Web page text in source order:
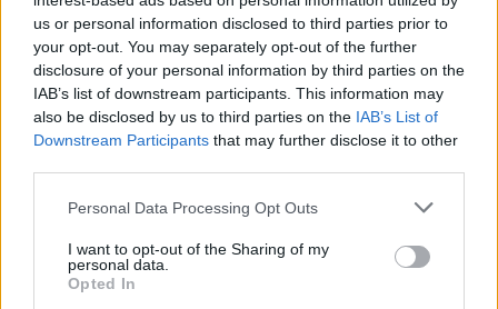
us or personal information disclosed to third parties prior to
your opt-out. You may separately opt-out of the further
disclosure of your personal information by third parties on the
IAB’s list of downstream participants. This information may
also be disclosed by us to third parties on the IAB’s List of
Downstream Participants that may further disclose it to other
Please note that this website/app uses one or more Google
not limited to your visit or usage behaviour. You may click to
grant or deny consent to Google and its third-party tags to
use your data for below specified purposes in below Google
Personal Data Processing Opt Outs
I want to opt-out of the Sharing of my
personal data.
Opted In
A RÓMAIAKTÓL AZ AGYAGKATONÁKIG –
GYŐRI RÓMER MÚZEUMBAN
Ingyenes programokkal és különleges kiállításokkal készülnek a
hét második felére, a hőségriadó idején ráadásul a Várkazamata
– Kőtár is díjmentesen látogatható.